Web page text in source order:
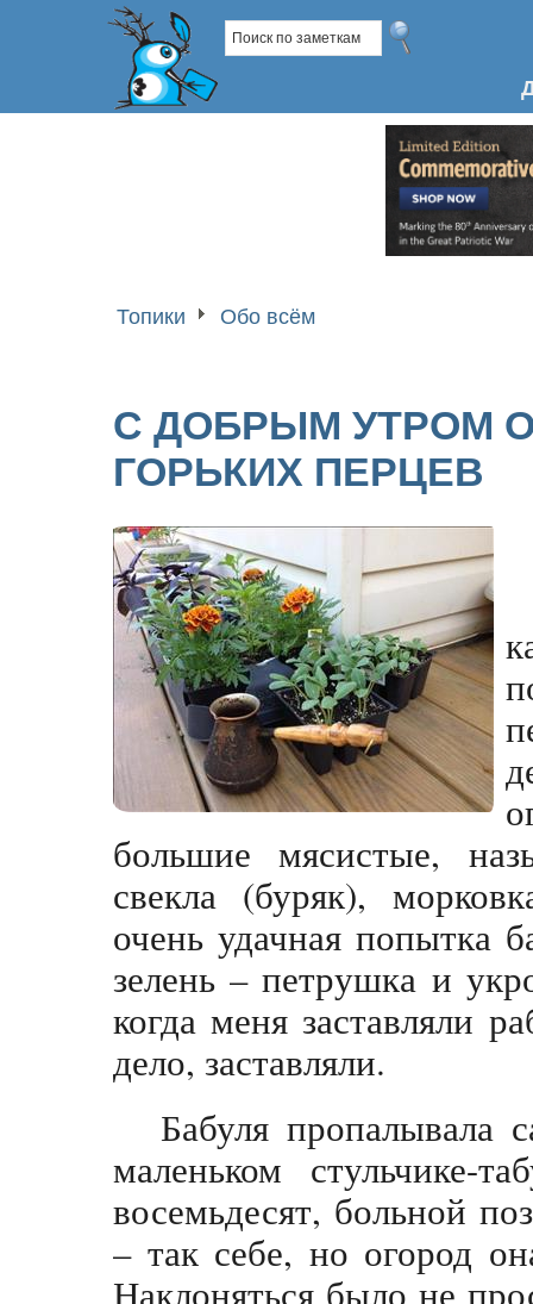
Топики Обо всём
С ДОБРЫМ УТРОМ
ГОРЬКИХ ПЕРЦЕВ
большие мясистые,
свекла (буряк),
очень удачная попытка
зелень – петрушка и
когда меня заставляли
дело, заставляли.
Бабуля пропалывала
маленьком стульчике-
восемьдесят, больной
– так себе, но огород
Наклоняться было не